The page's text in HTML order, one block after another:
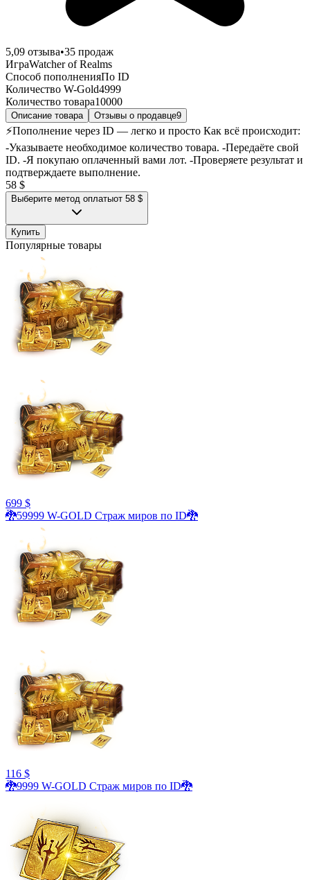
5,09 отзыва•35 продаж
ИграWatcher of Realms
Способ пополненияПо ID
Количество W-Gold4999
Количество товара10000
Описание товара Отзывы о продавце9
⚡️Пополнение через ID — легко и просто Как всё происходит:
-Указываете необходимое количество товара. -Передаёте свой
ID. -Я покупаю оплаченный вами лот. -Проверяете результат и
подтверждаете выполнение.
58 $
Выберите метод оплатыот 58 $
Купить
Популярные товары
699 $
🐉59999 W-GOLD Страж миров по ID🐉
116 $
🐉9999 W-GOLD Страж миров по ID🐉